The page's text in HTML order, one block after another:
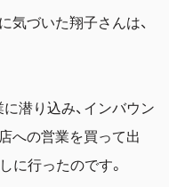
気づいた翔子さんは、
潜り込み、インバウン
への営業を買って出
に行ったのです。